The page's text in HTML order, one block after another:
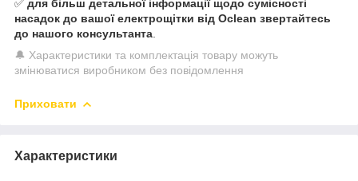
✅ для більш детальної інформації щодо сумісності
насадок до вашої електрощітки від Oclean звертайтесь
до нашого консультанта
🔔 Характеристики та комплектація товару можуть
змінюватися виробником без повідомлення
Приховати
Характеристики